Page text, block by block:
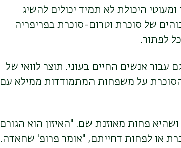
היכולת לא תמיד יכולים להשיג
של סוכרת וטרום-סוכרת בפריפריה
לפתור.
עבור אנשים החיים בעוני. תוצר לוואי של
על משפחות המתמודדות ממילא עם
פחות מאוזנת שם. "האיזון הוא הגורם
או לפחות דחייתם, "אומר פרופ' שחאדה.